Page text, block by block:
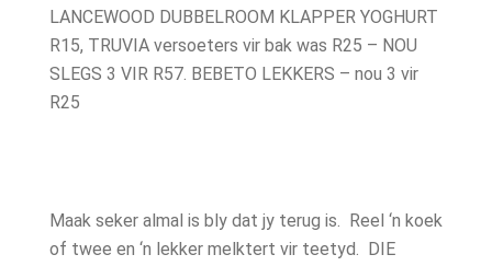
LANCEWOOD DUBBELROOM KLAPPER YOGHURT
R15, TRUVIA versoeters vir bak was R25 – NOU
SLEGS 3 VIR R57. BEBETO LEKKERS – nou 3 vir
R25
Maak seker almal is bly dat jy terug is. Reel ‘n koek
of twee en ‘n lekker melktert vir teetyd. DIE